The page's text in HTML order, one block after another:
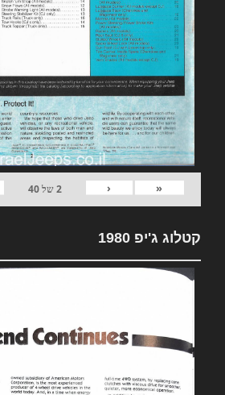
«
‹
2של40
קטלוג ג'יפ 1980